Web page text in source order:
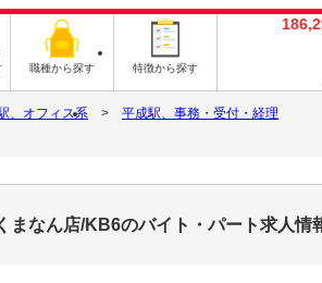
職種から探す 特徴から探す
、オフィス系
平成駅、事務・受付・経理
なん店/KB6のバイト・パート求人情